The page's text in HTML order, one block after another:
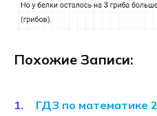
Похожие Записи:
ГДЗ по математике